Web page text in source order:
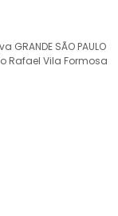
GRANDE SÃO PAULO
Rafael Vila Formosa